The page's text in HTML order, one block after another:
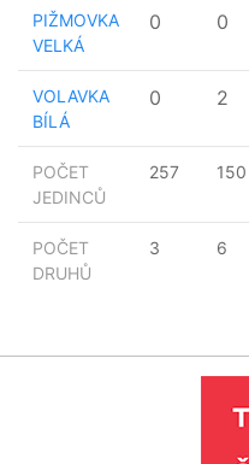
POČET
JEDINCŮ
257 150
POČET
DRUHŮ
3 6
PIŽMOVKA
VELKÁ
0 0
VOLAVKA
BÍLÁ
0 2